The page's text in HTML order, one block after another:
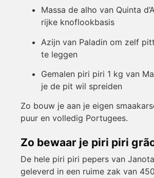
Massa de alho van Quinta
rijke knoflookbasis
Azijn van Paladin om zelf
te leggen
Gemalen piri piri 1 kg van
je de pit wil spreiden
Zo bouw je aan je eigen
puur en volledig Portugees.
Zo bewaar je piri piri
De hele piri piri pepers van
geleverd in een ruime zak van